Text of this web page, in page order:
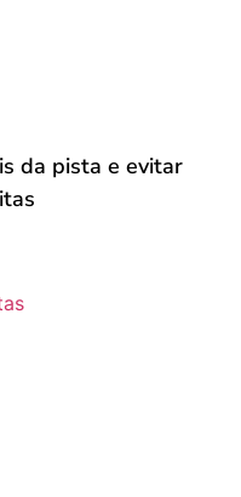
da pista e evitar